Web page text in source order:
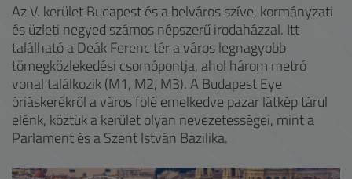
Az V. kerület Budapest és a belváros szíve, kormányzati
és üzleti negyed számos népszerű irodaházzal. Itt
található a Deák Ferenc tér a város legnagyobb
tömegközlekedési csomópontja, ahol három metró
vonal találkozik (M1, M2, M3). A Budapest Eye
óriáskerékről a város fölé emelkedve pazar látkép tárul
elénk, köztük a kerület olyan nevezetességei, mint a
Parlament és a Szent István Bazilika.